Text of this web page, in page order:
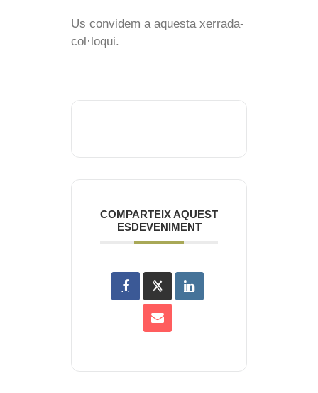
Us convidem a aquesta xerrada-
col·loqui.
COMPARTEIX AQUEST
ESDEVENIMENT